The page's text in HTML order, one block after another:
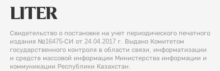
Свидетельство о постановке на учет периодического печатного
издания №16475-СИ от 24.04.2017 г. Выдано Комитетом
государственного контроля в области связи, информатизации
и средств массовой информации Министерства информации и
коммуникации Республики Казахстан.